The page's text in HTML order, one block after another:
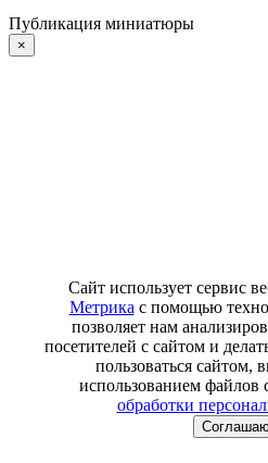
Публикация миниатюры
×
Сайт использует сервис
Метрика с помощью
позволяет нам
посетителей с сайтом и
пользоваться сайтом,
использованием файлов
обработки